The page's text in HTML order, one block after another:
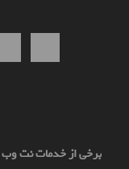
برخی از خدمات نت وب